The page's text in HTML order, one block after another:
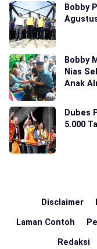
Bobby
Bobby
Nias
Anak
Dubes
5.000
Disclaimer
Laman Contoh
Redaksi